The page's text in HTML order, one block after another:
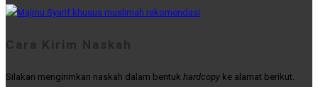
Cara Kirim Naskah
Silakan mengirimkan naskah dalam bentuk hardcopy ke alamat berikut.